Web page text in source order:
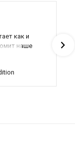
как и
наше
вы и